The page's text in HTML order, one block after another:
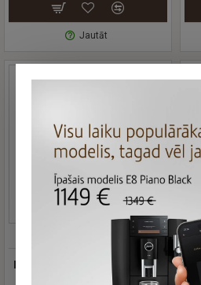
Jautāt
Piena dzesetājs Jura Cool
Control 1l Black (EB),